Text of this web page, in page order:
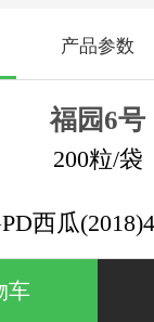
产品参数
福园6号
200粒/袋
西瓜
全生育期
车